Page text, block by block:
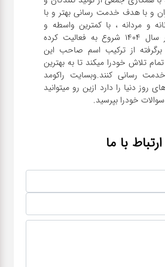
و با هدف خدمت رسانی بهتر و با
و مردانه ، با کمترین واسطه و
مناسب ترین قیمت در سال 1404 شروع به فعالیت کرده
از ترکیب اسم صاحب این
تلاش خودرا میکند تا به بهترین
رسانی کنند.وبسایت راکومد
روز دنیا را دارد ازین رو میتوانید
سوالات خودرا بپرسید.
ارتباط با ما